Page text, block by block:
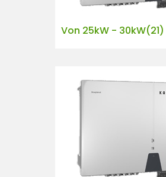
Von 25kW - 30kW(21)